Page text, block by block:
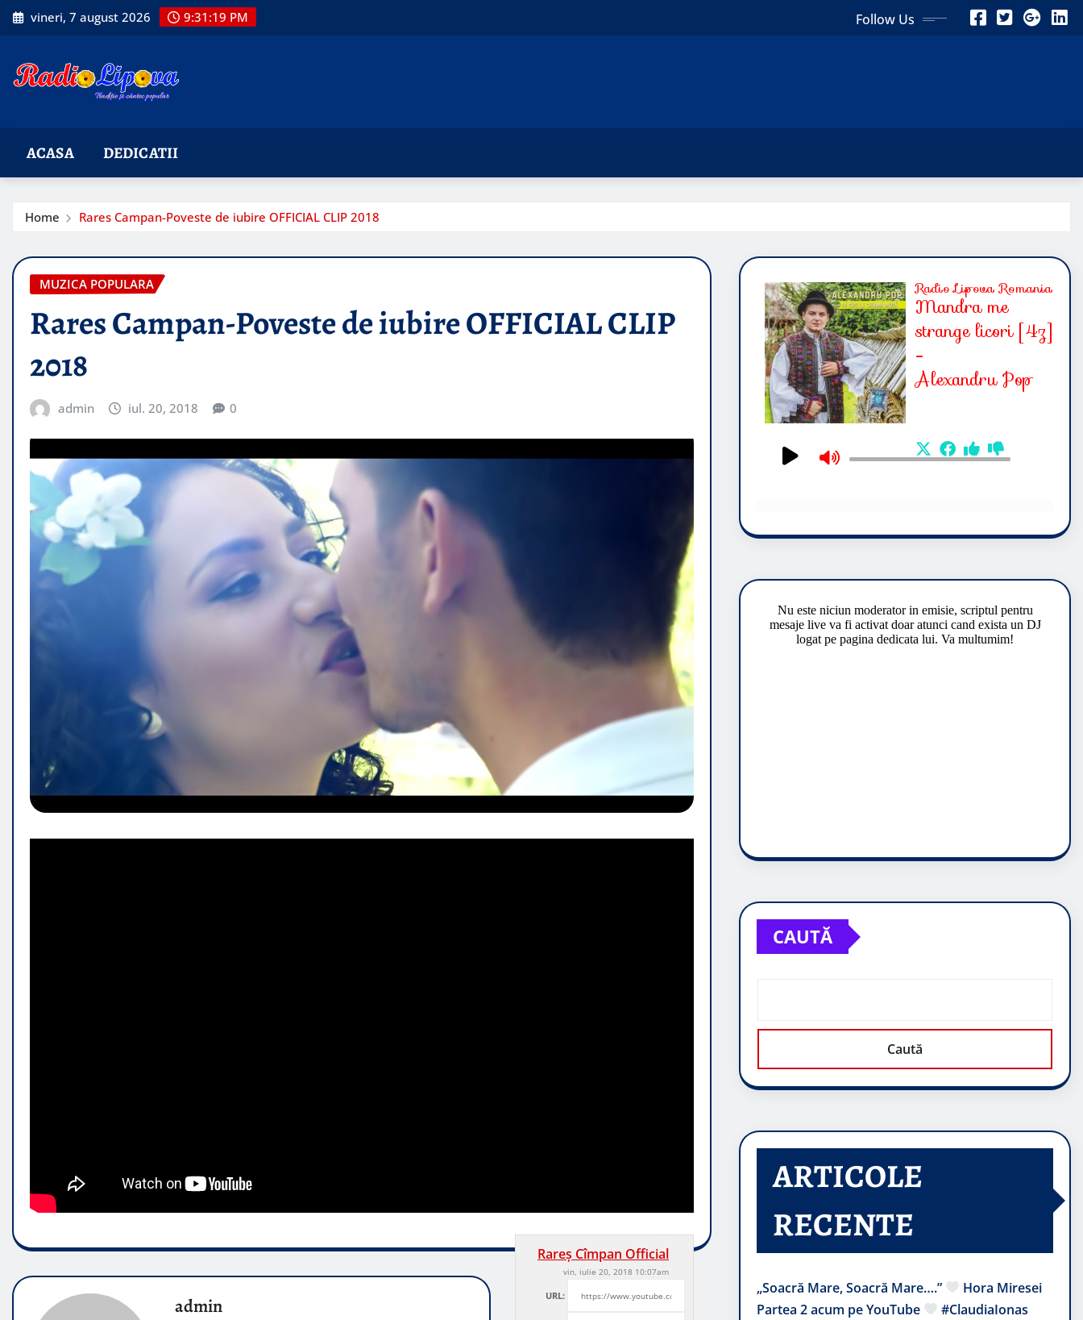
Skip
to
vineri, 7 august 2026 9:31:21 PM Follow Us
ACASA DEDICATII
Home Rares Campan-Poveste de iubire OFFICIAL CLIP 2018
MUZICA POPULARA
Rares Campan-Poveste de iubire OFFICIAL CLIP
2018
admin iul. 20, 2018 0
Rareș Cîmpan Official
vin, iulie 20, 2018 10:07am
URL:
admin
CAUTĂ
Caută
ARTICOLE
RECENTE
„Soacră Mare, Soacră Mare….”
Hora Miresei
Partea 2 acum pe YouTube
#ClaudiaIonas